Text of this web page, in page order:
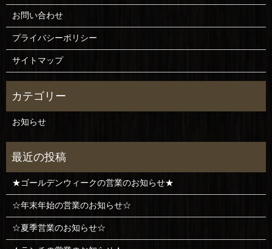
お問い合わせ
プライバシーポリシー
サイトマップ
お知らせ
★ゴールデンウィークの営業のお知らせ★
☆年末年始の営業のお知らせ☆
☆夏季営業のお知らせ☆